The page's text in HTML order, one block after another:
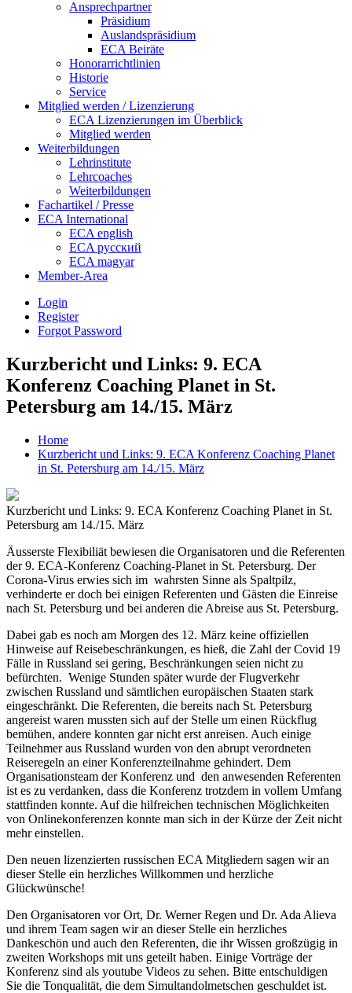
Ansprechpartner
Präsidium
Auslandspräsidium
ECA Beiräte
Honorarrichtlinien
Historie
Service
Mitglied werden / Lizenzierung
ECA Lizenzierungen im Überblick
Mitglied werden
Weiterbildungen
Lehrinstitute
Lehrcoaches
Weiterbildungen
Fachartikel / Presse
ECA International
ECA english
ECA русский
ECA magyar
Member-Area
Login
Register
Forgot Password
Kurzbericht und Links: 9. ECA
Konferenz Coaching Planet in St.
Petersburg am 14./15. März
Home
Kurzbericht und Links: 9. ECA Konferenz Coaching Planet
in St. Petersburg am 14./15. März
Kurzbericht und Links: 9. ECA Konferenz Coaching Planet in St.
Petersburg am 14./15. März
Äusserste Flexibiliät bewiesen die Organisatoren und die Referenten
der 9. ECA-Konferenz Coaching-Planet in St. Petersburg. Der
Corona-Virus erwies sich im wahrsten Sinne als Spaltpilz,
verhinderte er doch bei einigen Referenten und Gästen die Einreise
nach St. Petersburg und bei anderen die Abreise aus St. Petersburg.
Dabei gab es noch am Morgen des 12. März keine offiziellen
Hinweise auf Reisebeschränkungen, es hieß, die Zahl der Covid 19
Fälle in Russland sei gering, Beschränkungen seien nicht zu
befürchten. Wenige Stunden später wurde der Flugverkehr
zwischen Russland und sämtlichen europäischen Staaten stark
eingeschränkt. Die Referenten, die bereits nach St. Petersburg
angereist waren mussten sich auf der Stelle um einen Rückflug
bemühen, andere konnten gar nicht erst anreisen. Auch einige
Teilnehmer aus Russland wurden von den abrupt verordneten
Reiseregeln an einer Konferenzteilnahme gehindert. Dem
Organisationsteam der Konferenz und den anwesenden Referenten
ist es zu verdanken, dass die Konferenz trotzdem in vollem Umfang
stattfinden konnte. Auf die hilfreichen technischen Möglichkeiten
von Onlinekonferenzen konnte man sich in der Kürze der Zeit nicht
mehr einstellen.
Den neuen lizenzierten russischen ECA Mitgliedern sagen wir an
dieser Stelle ein herzliches Willkommen und herzliche
Glückwünsche!
Den Organisatoren vor Ort, Dr. Werner Regen und Dr. Ada Alieva
und ihrem Team sagen wir an dieser Stelle ein herzliches
Dankeschön und auch den Referenten, die ihr Wissen großzügig in
zweiten Workshops mit uns geteilt haben. Einige Vorträge der
Konferenz sind als youtube Videos zu sehen. Bitte entschuldigen
Sie die Tonqualität, die dem Simultandolmetschen geschuldet ist.